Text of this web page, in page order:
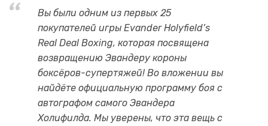
Вы были одним из первых 25
покупателей игры Evander Holyfield’s
Real Deal Boxing, которая посвящена
возвращению Эвандеру короны
боксёров-супертяжей! Во вложении вы
найдёте официальную программу боя с
автографом самого Эвандера
Холифилда. Мы уверены, что эта вещь с